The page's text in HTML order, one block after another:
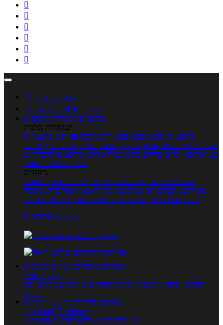






 כניסה לחשבון

מנוי FoodsDictionary
מתכונים קטגוריות מתכונים
קטגוריות נפוצות
מתכוני סלטים מתכוני פשטידות מתכוני עוגות אוכל צמחוני
מתכונים לטבעוניים אפייה מוקפץ עוגיות פסטה מתכוני עוף מתכוני
בשר מתכוני ילדים מרקים מתכונים ללא גלוטן מתכונים לסוכרתיים
טרנדים בעולם האוכל
מיוחדים
מנתח המתכונים ספר המתכונים שלי מתכוני וידאו מתכונים
עשירים מתכונים לפי מצרכים אוכל דיאטטי אוכל בריא מאכלי
עדות ספרי בישול מתכונים לפי חגים ועונות לפי שיטות הכנה
אפליקציית Foods
מוצרים ומאכלים מוצרים ומאכלים
מילון האוכל
תפריטי תזונה ערכים תזונתיים חיפוש ע"פ רכיבים מכילים הכי
הרבה
מחשבון קלוריות מחשבון קלוריות
מנוי FoodsDictionary
5 ימי ניסיון חינם - לחצו לפרטים נוספים